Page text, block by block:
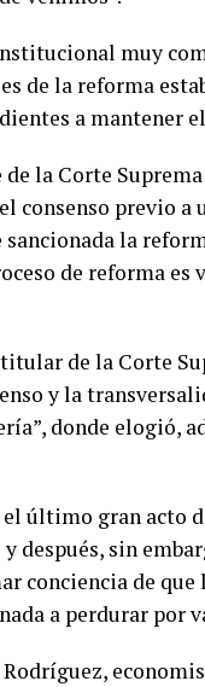
muy
de la reforma
a mantener
la Corte
consenso previo a
sancionada la
de reforma
de la Corte
y la
donde elogió,
último gran acto
después, sin
conciencia de
a perdurar por
Rodríguez,